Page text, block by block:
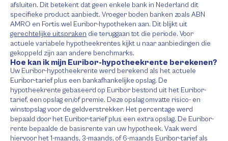
afsluiten. Dit betekent dat geen enkele bank in Nederland dit
specifieke product aanbiedt. Vroeger boden banken zoals ABN
AMRO en Fortis wel Euribor-hypotheken aan. Dit blijkt uit
gerechtelijke uitspraken die teruggaan tot die periode. Voor
actuele variabele hypotheekrentes kijkt u naar aanbiedingen die
gekoppeld zijn aan andere benchmarks.
Hoe kan ik mijn Euribor-hypotheekrente berekenen?
Uw Euribor-hypotheekrente werd berekend als het actuele
Euribor-tarief plus een bankafhankelijke opslag. De
hypotheekrente gebaseerd op Euribor bestond uit het Euribor-
tarief, een opslag en/of premie. Deze opslag omvatte risico- en
winstopslag voor de geldverstrekker. Het percentage werd
bepaald door het Euribor-tarief plus een extra opslag. De Euribor-
rente bepaalde de basisrente van uw hypotheek. Vaak werd
hiervoor het 1-maands, 3-maands, of 6-maands Euribor-tarief als